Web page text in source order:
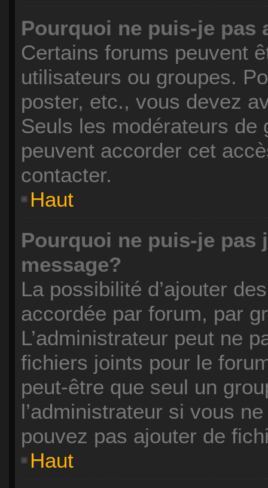
Pourquoi ne puis-je pas
Certains forums peuvent
utilisateurs ou groupes.
poster, etc., vous devez
Seuls les modérateurs
peuvent accorder cet
contacter.
Haut
Pourquoi ne puis-je pas
message?
La possibilité d’ajouter
accordée par forum, par
L’administrateur peut ne
fichiers joints pour le
peut-être que seul un
l’administrateur si vous
pouvez pas ajouter de
Haut